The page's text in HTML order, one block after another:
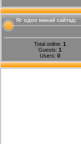
Яг одоо манай сайтад:
Total online: 1
Guests: 1
Users: 0